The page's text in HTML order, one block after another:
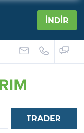
İNDİR
TRADER